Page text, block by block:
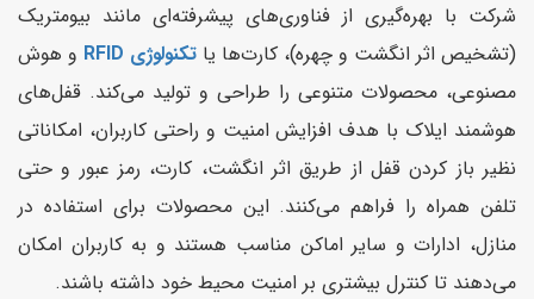
شرکت با بهره‌گیری از فناوری‌های پیشرفته‌ای مانند بیومتریک
(تشخیص اثر انگشت و چهره)، کارت‌ها یا تکنولوژی RFID
و هوش
مصنوعی، محصولات متنوعی را طراحی و تولید می‌کند. قفل‌های
هوشمند ایلاک با هدف افزایش امنیت و راحتی کاربران، امکاناتی
نظیر باز کردن قفل از طریق اثر انگشت، کارت، رمز عبور و حتی
تلفن همراه را فراهم می‌کنند. این محصولات برای استفاده در
منازل، ادارات و سایر اماکن مناسب هستند و به کاربران امکان
می‌دهند تا کنترل بیشتری بر امنیت محیط خود داشته باشند.